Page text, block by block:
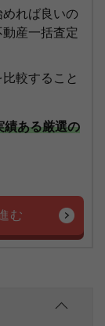
めれば良いの
産一括査定
較すること
績ある厳選の
む